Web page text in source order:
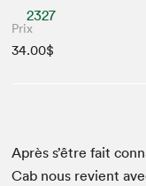
2327
Prix
34.00$
Après s’être fait
Cab nous revient